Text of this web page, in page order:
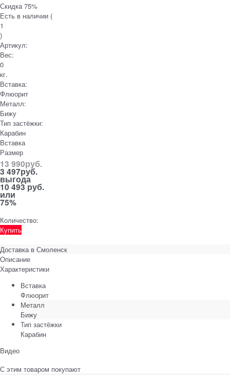
Скидка 75%
Есть в наличии (
1
)
Артикул:
Вес:
0
кг.
Вставка:
Флюорит
Металл:
Бижу
Тип застёжки:
Карабин
Вставка
Размер
13 990руб.
3 497руб.
выгода
10 493 руб.
или
75%
Количество:
Купить
Доставка в Смоленск
Описание
Характеристики
Вставка
Флюорит
Металл
Бижу
Тип застёжки
Карабин
Видео
С этим товаром покупают